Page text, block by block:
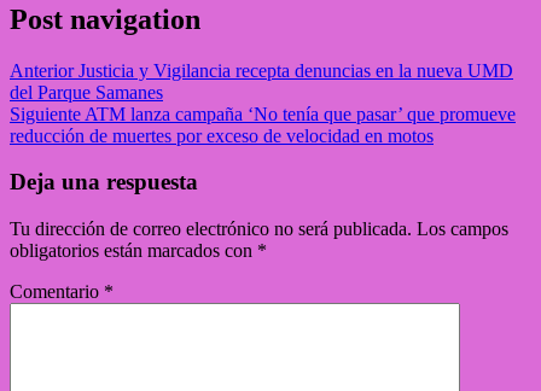
Post navigation
AnteriorJusticia y Vigilancia recepta denuncias en la nueva UMD
del Parque Samanes
Siguiente ATM lanza campaña ‘No tenía que pasar’ que promueve
reducción de muertes por exceso de velocidad en motos
Deja una respuesta
Tu dirección de correo electrónico no será publicada. Los campos
obligatorios están marcados con *
Comentario *